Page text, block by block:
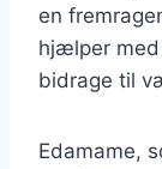
en
hjælper med
bidrage til
Edamame,